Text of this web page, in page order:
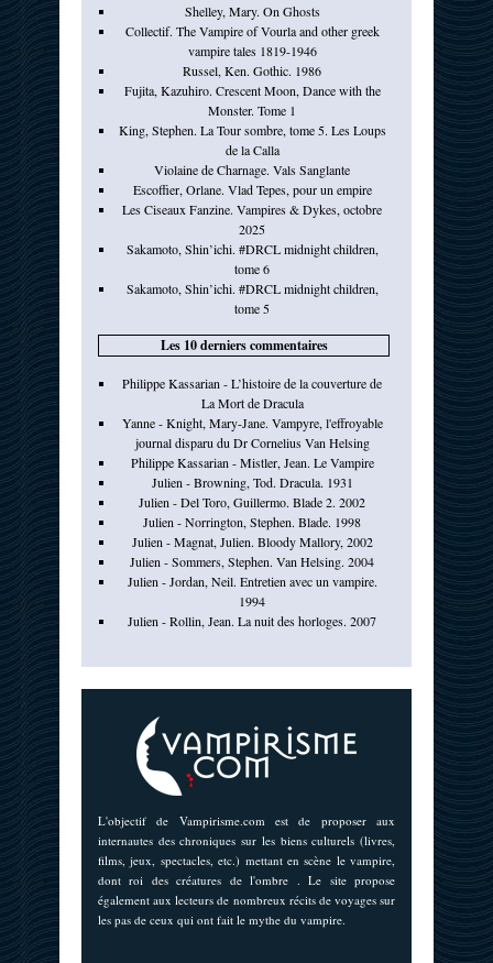
Shelley, Mary. On Ghosts
Collectif. The Vampire of Vourla and other greek
vampire tales 1819-1946
Russel, Ken. Gothic. 1986
Fujita, Kazuhiro. Crescent Moon, Dance with the
Monster. Tome 1
King, Stephen. La Tour sombre, tome 5. Les Loups
de la Calla
Violaine de Charnage. Vals Sanglante
Escoffier, Orlane. Vlad Tepes, pour un empire
Les Ciseaux Fanzine. Vampires & Dykes, octobre
2025
Sakamoto, Shin’ichi. #DRCL midnight children,
tome 6
Sakamoto, Shin’ichi. #DRCL midnight children,
tome 5
Les 10 derniers commentaires
Philippe Kassarian - L’histoire de la couverture de
La Mort de Dracula
Yanne - Knight, Mary-Jane. Vampyre, l'effroyable
journal disparu du Dr Cornelius Van Helsing
Philippe Kassarian - Mistler, Jean. Le Vampire
Julien - Browning, Tod. Dracula. 1931
Julien - Del Toro, Guillermo. Blade 2. 2002
Julien - Norrington, Stephen. Blade. 1998
Julien - Magnat, Julien. Bloody Mallory, 2002
Julien - Sommers, Stephen. Van Helsing. 2004
Julien - Jordan, Neil. Entretien avec un vampire.
1994
Julien - Rollin, Jean. La nuit des horloges. 2007
L'objectif de Vampirisme.com est de proposer aux
internautes des chroniques sur les biens culturels (livres,
films, jeux, spectacles, etc.) mettant en scène le vampire,
dont roi des créatures de l'ombre . Le site propose
également aux lecteurs de nombreux récits de voyages sur
les pas de ceux qui ont fait le mythe du vampire.